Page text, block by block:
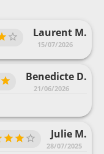
Laurent M.
15/07/2026
Benedicte D.
21/06/2026
Julie M.
28/07/2025